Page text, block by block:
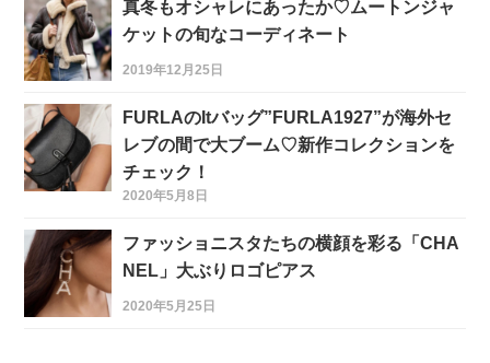
真冬もオシャレにあったか♡ムートンジャ
ケットの旬なコーディネート
2019年12月25日
FURLAのItバッグ”FURLA1927”が海外セ
レブの間で大ブーム♡新作コレクションを
チェック！
2020年5月8日
ファッショニスタたちの横顔を彩る「CHA
NEL」大ぶりロゴピアス
2020年5月25日